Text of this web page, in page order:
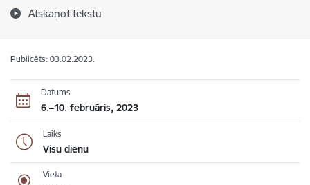
Atskaņot tekstu
Publicēts: 03.02.2023.
Datums
6.–10. februāris, 2023
Laiks
Visu dienu
Vieta